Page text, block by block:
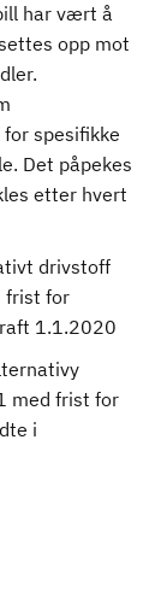
har vært å
opp mot
spesifikke
Det påpekes
etter hvert
drivstoff
frist for
1.1.2020
med frist for
i